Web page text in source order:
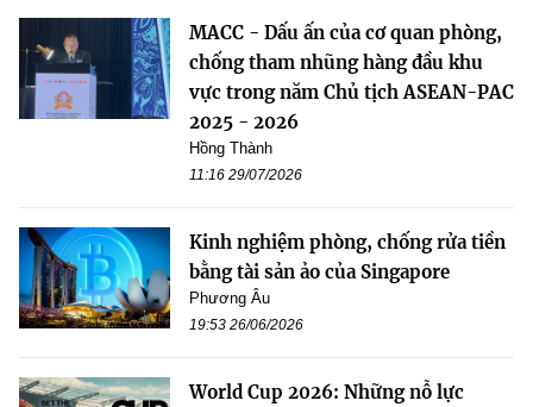
MACC - Dấu ấn của cơ quan phòng,
chống tham nhũng hàng đầu khu
vực trong năm Chủ tịch ASEAN-PAC
2025 - 2026
Hồng Thành
11:16 29/07/2026
Kinh nghiệm phòng, chống rửa tiền
bằng tài sản ảo của Singapore
Phương Âu
19:53 26/06/2026
World Cup 2026: Những nỗ lực